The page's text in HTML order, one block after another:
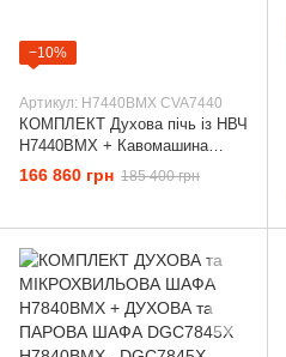
−10%
Артикул: Н7440ВМХ CVA7440
КОМПЛЕКТ Духова пічь із НВЧ
Н7440ВМХ + Кавомашина
CVA7440
166 860 грн 185 400 грн